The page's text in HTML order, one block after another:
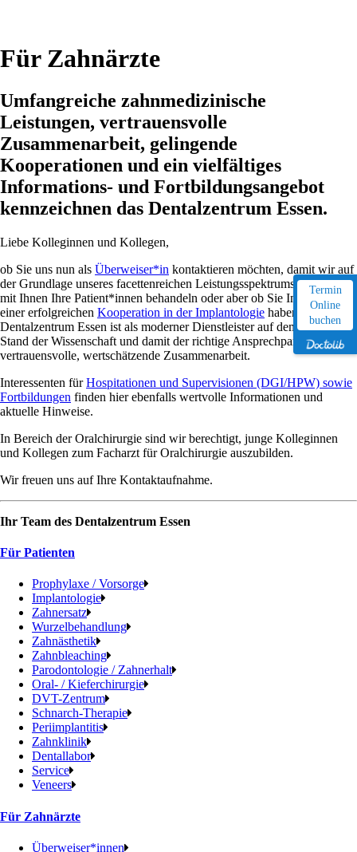
Für Zahnärzte
Umfangreiche zahnmedizinische
Leistungen, vertrauensvolle
Zusammenarbeit, gelingende
Kooperationen und ein vielfältiges
Informations- und Fortbildungsangebot
kennzeichnen das Dentalzentrum Essen.
Liebe Kolleginnen und Kollegen,
ob Sie uns nun als Überweiser*in kontaktieren möchten, damit wir auf
der Grundlage unseres facettenreichen Leistungsspektrums gemeinsam
mit Ihnen Ihre Patient*innen behandeln oder aber ob Sie Interesse an
einer erfolgreichen Kooperation in der Implantologie haben: Das
Dentalzentrum Essen ist als moderner Dienstleister auf dem neuesten
Stand der Wissenschaft und damit der richtige Ansprechpartner für eine
vertrauensvolle, wertschätzende Zusammenarbeit.
Interessenten fürHospitationen und Supervisionen (DGI/HPW) sowie
Fortbildungen finden hier ebenfalls wertvolle Informationen und
aktuelle Hinweise.
In Bereich der Oralchirurgie sind wir berechtigt, junge Kolleginnen
und Kollegen zum Facharzt für Oralchirurgie auszubilden.
Wir freuen uns auf Ihre Kontaktaufnahme.
Ihr Team des Dentalzentrum Essen
Für Patienten
Prophylaxe / Vorsorge
Implantologie
Zahnersatz
Wurzelbehandlung
Zahnästhetik
Zahnbleaching
Parodontologie / Zahnerhalt
Oral- / Kieferchirurgie
DVT-Zentrum
Schnarch-Therapie
Periimplantitis
Zahnklinik
Dentallabor
Service
Veneers
Für Zahnärzte
Überweiser*innen
Termin
Online
buchen